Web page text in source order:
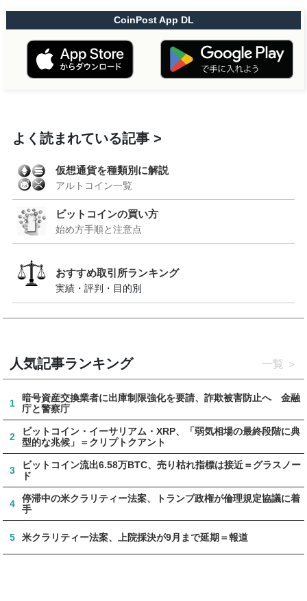
CoinPost App DL
よく読まれている記事
仮想通貨を種類別に解説
アルトコイン一覧
ビットコインの買い方
始め方手順と注意点
おすすめ取引所ランキング
実績・評判・目的別
人気記事ランキング 一覧
1
暗号資産交換業者に出庫制限強化を要請、詐欺被害防止へ 金融
庁と警察庁
2
ビットコイン・イーサリアム・XRP、「弱気相場の最終段階に典
型的な兆候」＝クリプトクアント
3
ビットコイン流出6.58万BTC、売り枯れ指標は接近＝グラスノー
ド
4
停滞中の米クラリティー法案、トランプ政権が倫理規定協議に着
手
5 米クラリティー法案、上院採決が9月まで延期＝報道